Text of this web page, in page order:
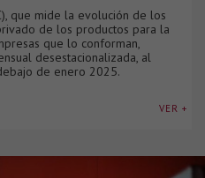
que mide la evolución de los
de los productos para la
que lo conforman,
desestacionalizada, al
de enero 2025.
VER +